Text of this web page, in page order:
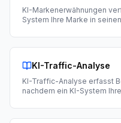
KI-Markenerwähnungen
System Ihre Marke in
KI-Traffic-Analyse
KI-Traffic-Analyse erfasst
nachdem ein KI-System